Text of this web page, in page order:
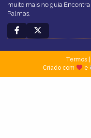
muito mais no guia Encontra
Palmas.
Termos|
Criado com
e